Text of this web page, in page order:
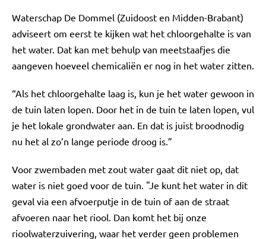
Waterschap De Dommel (Zuidoost en Midden-Brabant)
adviseert om eerst te kijken wat het chloorgehalte is van
het water. Dat kan met behulp van meetstaafjes die
aangeven hoeveel chemicaliën er nog in het water zitten.
“Als het chloorgehalte laag is, kun je het water gewoon in
de tuin laten lopen. Door het in de tuin te laten lopen, vul
je het lokale grondwater aan. En dat is juist broodnodig
nu het al zo’n lange periode droog is.”
Voor zwembaden met zout water gaat dit niet op, dat
water is niet goed voor de tuin. "Je kunt het water in dit
geval via een afvoerputje in de tuin of aan de straat
afvoeren naar het riool. Dan komt het bij onze
rioolwaterzuivering, waar het verder geen problemen